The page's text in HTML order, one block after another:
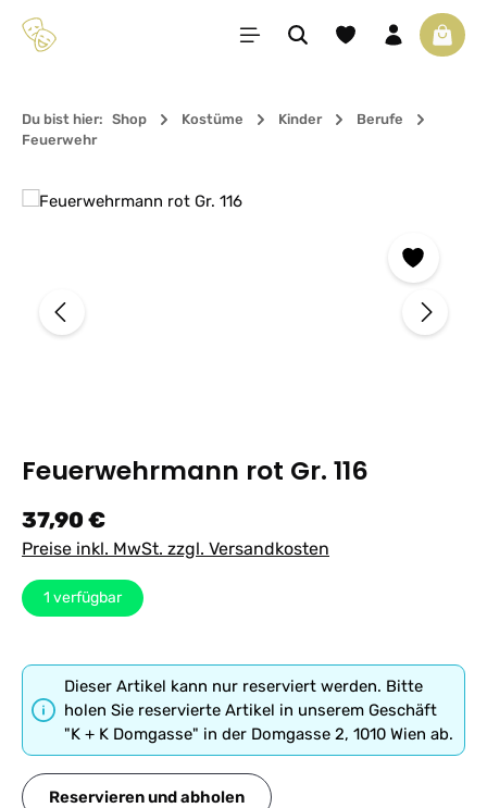
Zum Hauptinhalt springen Du hast 0 Produkte
Du bist hier: Shop Kostüme Kinder
Berufe
Feuerwehr
Bildergalerie überspringen
Feuerwehrmann rot Gr. 116
Regulärer Preis:
37,90 €
Preise inkl. MwSt. zzgl. Versandkosten
1 verfügbar
Dieser Artikel kann nur reserviert werden. Bitte
holen Sie reservierte Artikel in unserem Geschäft
"K + K Domgasse" in der Domgasse 2, 1010 Wien ab.
Reservieren und abholen